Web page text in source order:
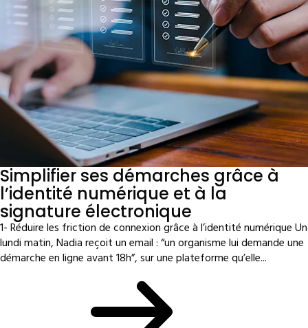
Simplifier ses démarches grâce à
l’identité numérique et à la
signature électronique
1- Réduire les friction de connexion grâce à l’identité numérique Un
lundi matin, Nadia reçoit un email : “un organisme lui demande une
démarche en ligne avant 18h”, sur une plateforme qu’elle...